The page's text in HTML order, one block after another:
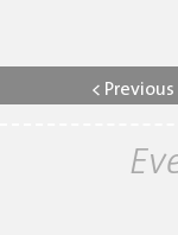
< Previous